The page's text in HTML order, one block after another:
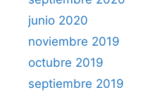
junio 2020
noviembre 2019
octubre 2019
septiembre 2019